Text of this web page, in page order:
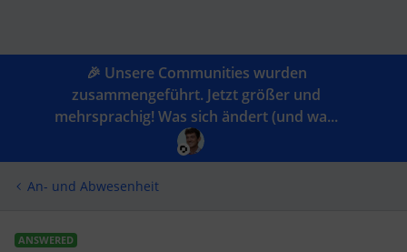
🎉 Unsere Communities wurden
zusammengeführt. Jetzt größer und
mehrsprachig! Was sich ändert (und wa...
An- und Abwesenheit
ANSWERED